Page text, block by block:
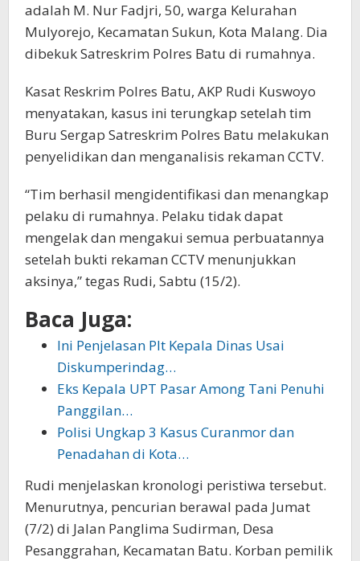
adalah M. Nur Fadjri, 50, warga Kelurahan
Mulyorejo, Kecamatan Sukun, Kota Malang. Dia
dibekuk Satreskrim Polres Batu di rumahnya.
Kasat Reskrim Polres Batu, AKP Rudi Kuswoyo
menyatakan, kasus ini terungkap setelah tim
Buru Sergap Satreskrim Polres Batu melakukan
penyelidikan dan menganalisis rekaman CCTV.
“Tim berhasil mengidentifikasi dan menangkap
pelaku di rumahnya. Pelaku tidak dapat
mengelak dan mengakui semua perbuatannya
setelah bukti rekaman CCTV menunjukkan
aksinya,” tegas Rudi, Sabtu (15/2).
Baca Juga:
Ini Penjelasan Plt Kepala Dinas Usai
Diskumperindag…
Eks Kepala UPT Pasar Among Tani Penuhi
Panggilan…
Polisi Ungkap 3 Kasus Curanmor dan
Penadahan di Kota…
Rudi menjelaskan kronologi peristiwa tersebut.
Menurutnya, pencurian berawal pada Jumat
(7/2) di Jalan Panglima Sudirman, Desa
Pesanggrahan, Kecamatan Batu. Korban pemilik